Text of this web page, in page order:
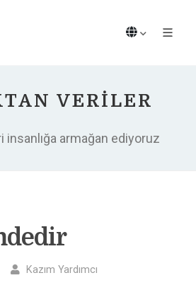
VERILER
insanlığa armağan ediyoruz
Kazım Yardımcı